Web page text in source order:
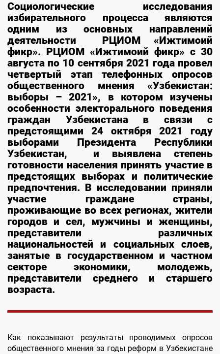
Социологические исследования
избирательного процесса являются
одним из основных направлений
деятельности РЦИОМ «Ижтимоий
фикр». РЦИОМ «Ижтимоий фикр» с 30
августа по 10 сентября 2021 года провел
четвертый этап телефонных опросов
общественного мнения «Узбекистан:
выборы – 2021», в котором изучены
особенности электорального поведения
граждан Узбекистана в связи с
предстоящими 24 октября 2021 году
выборами Президента Республики
Узбекистан, и выявлена степень
готовности населения принять участие в
предстоящих выборах и политические
предпочтения. В исследовании приняли
участие граждане страны,
проживающие во всех регионах, жители
городов и сел, мужчины и женщины,
представители различных
национальностей и социальных слоев,
занятые в государственном и частном
секторе экономики, молодежь,
представители среднего и старшего
возраста.
Как показывают результаты проводимых опросов
общественного мнения за годы реформ в Узбекистане